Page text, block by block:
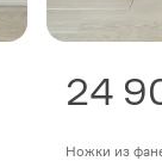
24
Ножки из